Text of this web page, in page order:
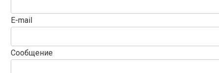
E-mail
Сообщение